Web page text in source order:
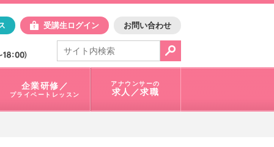
アスク
受講生ログイン お問い合わせ
電話で問合せ：
03-3401-1010
企業研修／
プライベートレッスン
アナウンサーの
求人／求職